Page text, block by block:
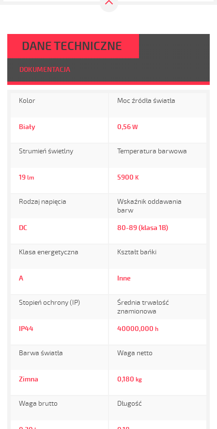
DANE TECHNICZNE
DOKUMENTACJA
Kolor
Biały
Moc źródła światła
0,56 W
Strumień świetlny
19 lm
Temperatura barwowa
5900 K
Rodzaj napięcia
DC
Wskaźnik oddawania
barw
80-89 (klasa 1B)
Klasa energetyczna
A
Kształt bańki
Inne
Stopień ochrony (IP)
IP44
Średnia trwałość
znamionowa
40000,000 h
Barwa światła
Zimna
Waga netto
0,180 kg
Waga brutto Długość